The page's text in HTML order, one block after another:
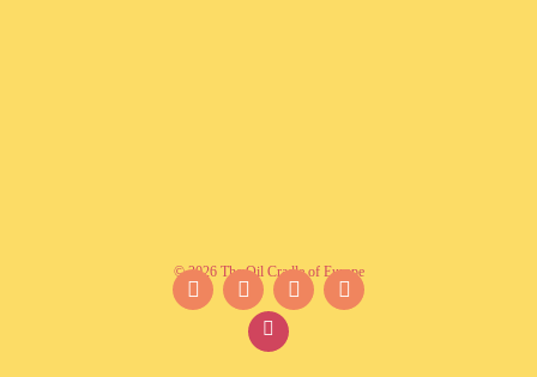
FacebookInstagramYouTubeTwitter
© 2026 The Oil Cradle of Europe